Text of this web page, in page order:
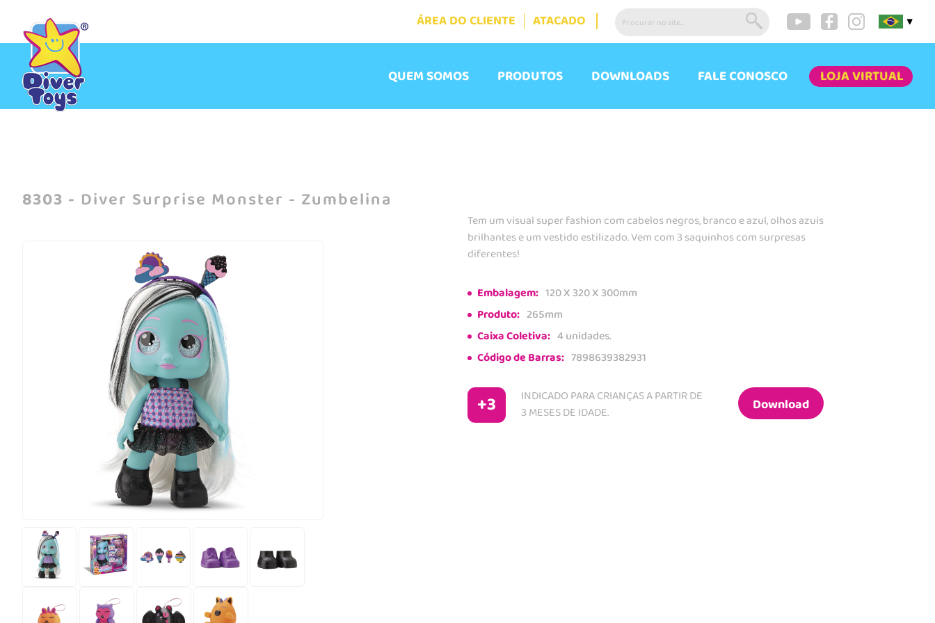
ÁREA DO CLIENTE ATACADO ▼
QUEM SOMOS PRODUTOS DOWNLOADS FALE CONOSCO LOJA VIRTUAL
8303 - Diver Surprise Monster - Zumbelina
Tem um visual super fashion com cabelos negros, branco e azul, olhos azuis
brilhantes e um vestido estilizado. Vem com 3 saquinhos com surpresas
diferentes!
Embalagem: 120 X 320 X 300mm
Produto: 265mm
Caixa Coletiva: 4 unidades.
Código de Barras: 7898639382931
+3
INDICADO PARA CRIANÇAS A PARTIR DE
3 MESES DE IDADE.
Download